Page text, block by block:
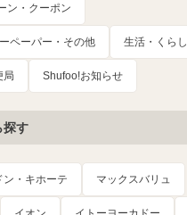
ン・クーポン
ペーパー・その他 生活・くらし
局 Shufoo!お知らせ
探す
ン・キホーテ マックスバリュ